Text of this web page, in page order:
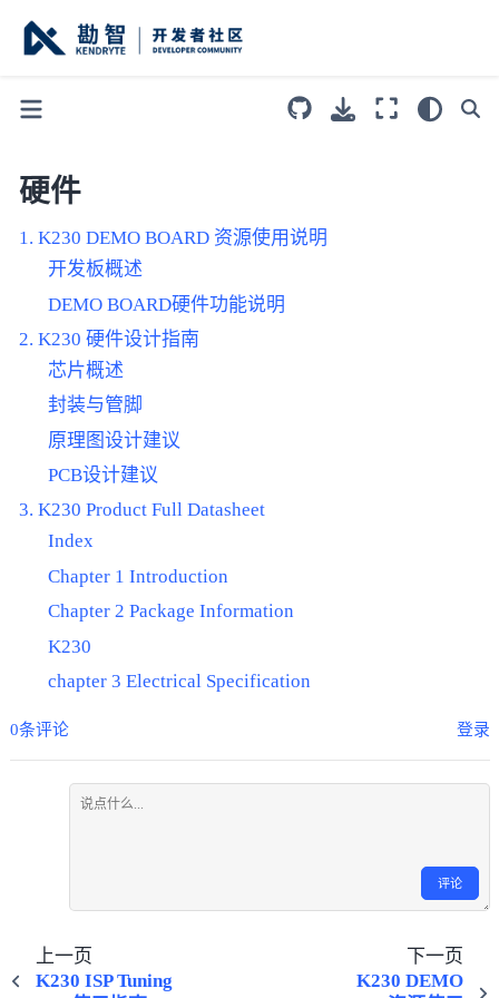
硬件
K230 DEMO BOARD 资源使用说明
开发板概述
DEMO BOARD硬件功能说明
K230 硬件设计指南
芯片概述
封装与管脚
原理图设计建议
PCB设计建议
K230 Product Full Datasheet
Index
Chapter 1 Introduction
Chapter 2 Package Information
K230
chapter 3 Electrical Specification
0条评论 登录
评论
上一页
K230 ISP Tuning
下一页
K230 DEMO